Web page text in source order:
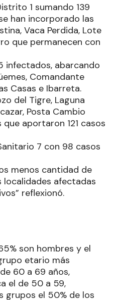
1 sumando 139
han incorporado las
Vaca Perdida, Lote
que permanecen con
infectados, abarcando
Comandante
Casas e Ibarreta.
del Tigre, Laguna
Posta Cambio
aportaron 121 casos
7 con 98 casos
menos cantidad de
afectadas
reflexionó.
son hombres y el
etario más
60 a 69 años,
el de 50 a 59,
grupos el 50% de los